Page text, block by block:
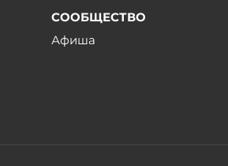
СООБЩЕСТВО
Афиша